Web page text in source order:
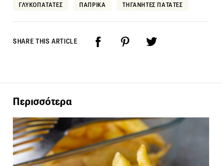
ΓΛΥΚΟΠΑΤΑΤΕΣ ΠΑΠΡΙΚΑ ΤΗΓΑΝΗΤΕΣ ΠΑΤΑΤΕΣ
SHARE THIS ARTICLE
Περισσότερα